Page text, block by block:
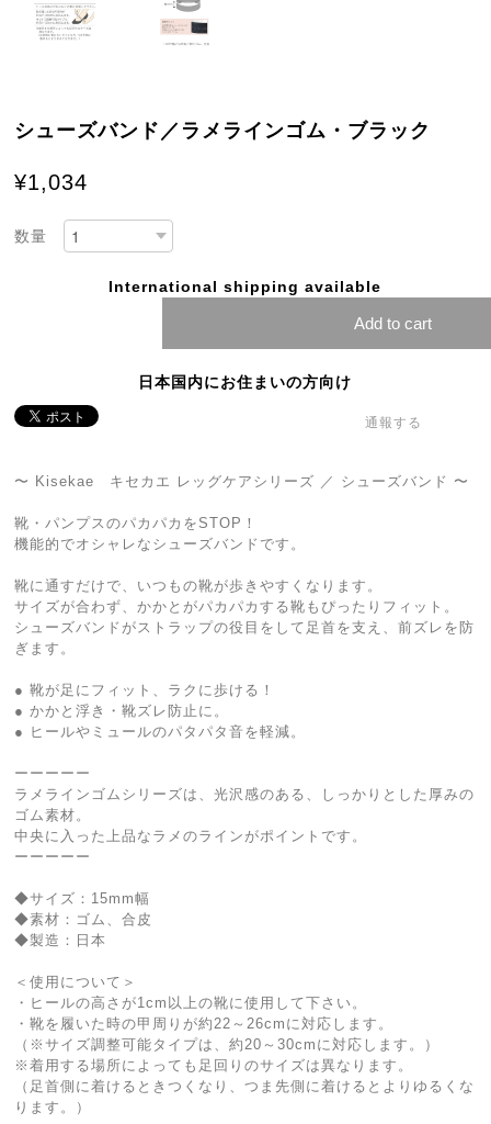
シューズバンド／ラメラインゴム・ブラック
¥1,034
数量
International shipping available
Add to cart
日本国内にお住まいの方向け
通報する
〜 Kisekae キセカエ レッグケアシリーズ ／ シューズバンド 〜
靴・パンプスのパカパカをSTOP！
機能的でオシャレなシューズバンドです。
靴に通すだけで、いつもの靴が歩きやすくなります。
サイズが合わず、かかとがパカパカする靴もぴったりフィット。
シューズバンドがストラップの役目をして足首を支え、前ズレを防
ぎます。
● 靴が足にフィット、ラクに歩ける！
● かかと浮き・靴ズレ防止に。
● ヒールやミュールのパタパタ音を軽減。
ーーーーー
ラメラインゴムシリーズは、光沢感のある、しっかりとした厚みの
ゴム素材。
中央に入った上品なラメのラインがポイントです。
ーーーーー
◆サイズ：15mm幅
◆素材：ゴム、合皮
◆製造：日本
＜使用について＞
・ヒールの高さが1cm以上の靴に使用して下さい。
・靴を履いた時の甲周りが約22～26cmに対応します。
（※サイズ調整可能タイプは、約20～30cmに対応します。）
※着用する場所によっても足回りのサイズは異なります。
（足首側に着けるときつくなり、つま先側に着けるとよりゆるくな
ります。）